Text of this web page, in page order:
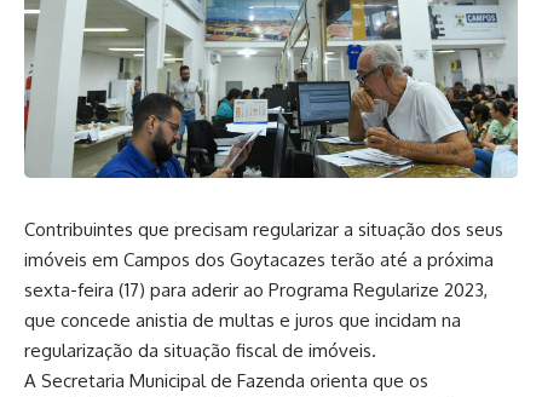
Contribuintes que precisam regularizar a situação dos seus
imóveis em Campos dos Goytacazes terão até a próxima
sexta-feira (17) para aderir ao Programa Regularize 2023,
que concede anistia de multas e juros que incidam na
regularização da situação fiscal de imóveis.
A Secretaria Municipal de Fazenda orienta que os